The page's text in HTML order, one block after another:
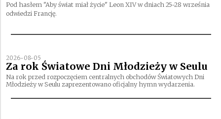
Pod hasłem "Aby świat miał życie" Leon XIV w dniach 25-28 września
odwiedzi Francję.
2026-08-05
Za rok Światowe Dni Młodzieży w Seulu
Na rok przed rozpoczęciem centralnych obchodów Światowych Dni
Młodzieży w Seulu zaprezentowano oficjalny hymn wydarzenia.